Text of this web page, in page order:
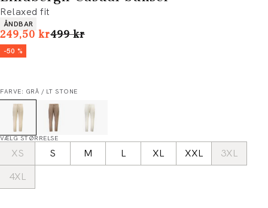
Relaxed fit
Produkt egenskaber
ÅNDBAR
249,50 krI alt (uden rabat)
499 kr
-50 %
FARVE: GRÅ / LT STONE
VÆLG STØRRELSE
XS S M L XL XXL
3XL
4XL